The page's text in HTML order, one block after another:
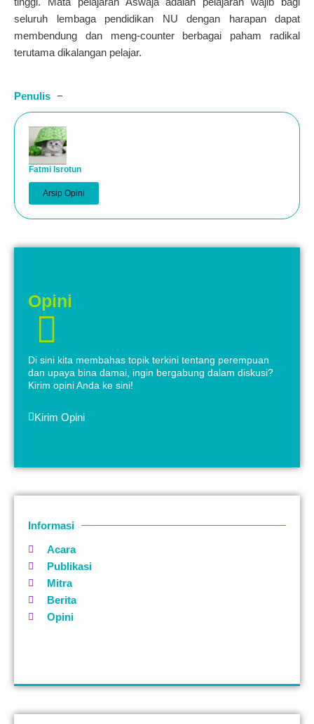
seluruh lembaga pendidikan NU dengan harapan dapat
membendung dan meng-counter berbagai paham radikal
terutama dikalangan pelajar.
Penulis
Fatmi Isrotun
Arsip Opini
Opini
Di sini kita membahas topik terkini tentang perempuan
dan upaya bina damai, ingin bergabung dalam diskusi?
Kirim opini Anda ke sini!
Kirim Opini
Informasi
Acara
Publikasi
Mitra
Berita
Opini